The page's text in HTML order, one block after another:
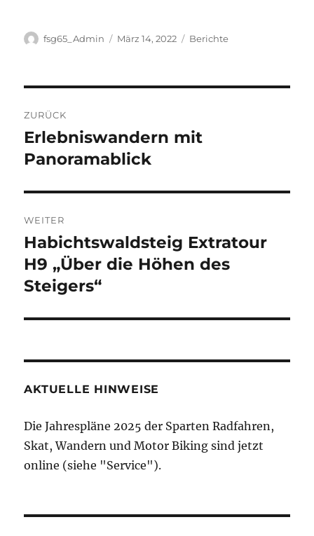
Autor
fsg65_Admin
Veröffentlicht
März 14, 2022 Kategorien
Berichte
ZURÜCK
Vorheriger
Beitrag:
Erlebniswandern mit
Panoramablick
WEITER
Nächster
Beitrag:
Habichtswaldsteig Extratour
H9 „Über die Höhen des
Steigers“
AKTUELLE HINWEISE
Die Jahrespläne 2025 der Sparten Radfahren,
Skat, Wandern und Motor Biking sind jetzt
online (siehe "Service").